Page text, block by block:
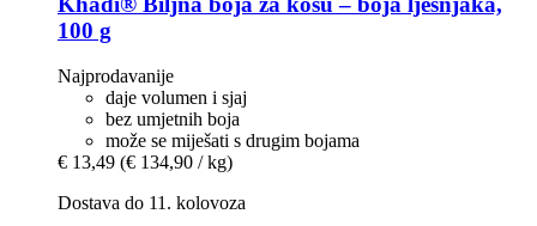
100 g
Najprodavanije
daje volumen i sjaj
bez umjetnih boja
može se miješati s drugim bojama
€ 13,49 (€ 134,90 / kg)
Dostava do 11. kolovoza